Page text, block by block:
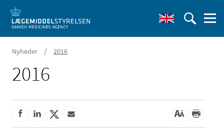
Nyheder / 2016
2016